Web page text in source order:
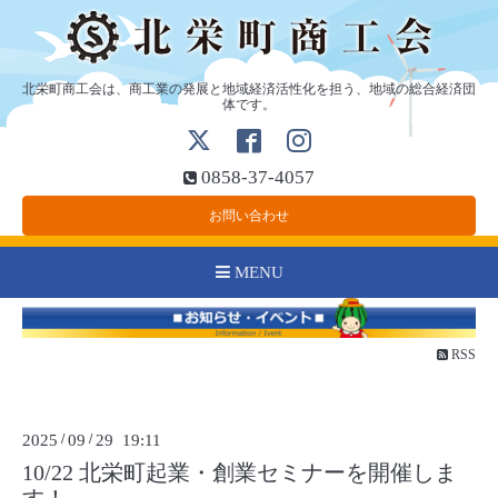
北栄町商工会は、商工業の発展と地域経済活性化を担う、地域の総合経済団
体です。
0858-37-4057
お問い合わせ
MENU
RSS
2025 /09 /29 19:11
10/22 北栄町起業・創業セミナーを開催しま